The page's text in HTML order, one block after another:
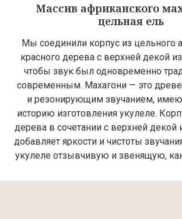
Массив африканского
цельная ель
Мы соединили корпус из цельного
красного дерева с верхней декой
чтобы звук был одновременно
современным. Махагони — это
и резонирующим звучанием,
историю изготовления укулеле.
дерева в сочетании с верхней декой
добавляет яркости и чистоты
укулеле отзывчивую и звенящую,